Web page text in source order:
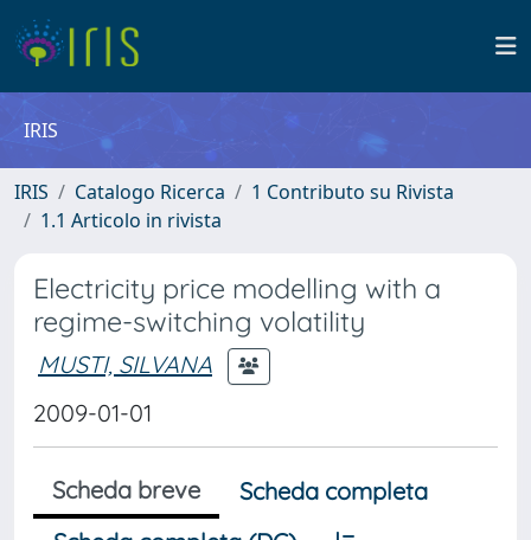
IRIS
IRIS Catalogo Ricerca
1 Contributo su Rivista
1.1 Articolo in rivista
Electricity price modelling with a
regime-switching volatility
MUSTI, SILVANA
2009-01-01
Scheda breve
Scheda completa